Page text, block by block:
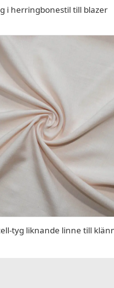
i herringbonestil till blazer
tyg liknande linne till